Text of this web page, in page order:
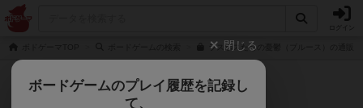
ラスボスたちの憂鬱（ブルース）の通販/
閉じる
ボードゲームのプレイ履歴を記録し
て、